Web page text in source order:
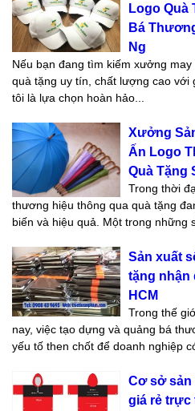
Logo Quà
Bá
Ng
Nếu bạn đang tìm kiếm xưởng
quà tặng uy tín, chất lượng cao với
tôi là lựa chọn hoàn hảo...
Xưởng
Ấn Logo
Quà Tặng
Trong thời
thương hiệu thông qua quà tặng
biến và hiệu quả. Một trong những
Sản xuất
tặng nhận
HCM
Trong thế
nay, việc tạo dựng và quảng bá
yếu tố then chốt để doanh nghiệp
Cơ sở sản
giá rẻ trực